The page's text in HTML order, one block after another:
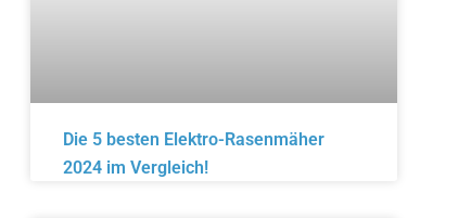
Die 5 besten Elektro-Rasenmäher
2024 im Vergleich!